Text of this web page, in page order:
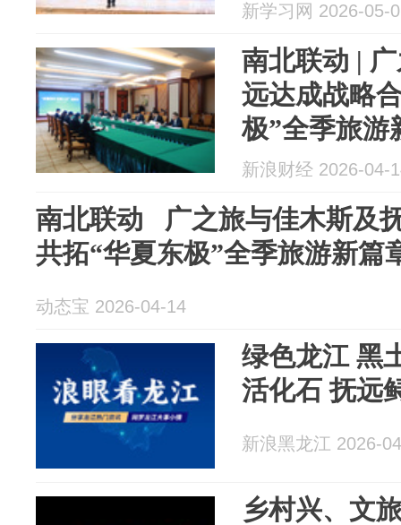
新学习网 2026-05-
南北联动 |
远达成战略
极”全季旅游
新浪财经 2026-04-
南北联动 广之旅与佳木斯及
共拓“华夏东极”全季旅游新篇
动态宝 2026-04-14
绿色龙江 黑
活化石 抚远
新浪黑龙江 2026-
乡村兴、文